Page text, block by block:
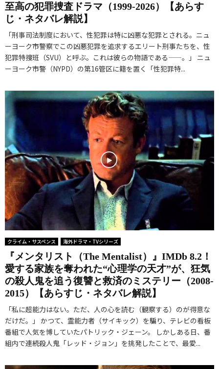
至高の犯罪捜査ドラマ（1999-2026）【あらす
じ・ネタバレ解説】
「刑事司法制度において、性犯罪は特に凶悪な犯罪とされる。ニュ
ーヨーク市警察でこの凶悪犯罪を追求するエリート刑事たちを、性
犯罪特捜班（SVU）と呼ぶ。これは彼らの物語である——。」 ニュ
ーヨーク市警（NYPD）の第16管区に籍を置く「性犯罪特...
クライム・サスペンス 海外ドラマ・TVシリーズ
『メンタリスト（The Mentalist）』IMDb 8.2！
愛する家族を奪われた“心理学の天才”が、狂気
の殺人鬼を追う復讐と救済のミステリー（2008-
2015）【あらすじ・ネタバレ解説】
「私に超能力はない。ただ、人の心を読む（観察する）のが得意な
だけだ。」 かつて、霊能力者（サイキック）を騙り、テレビの看板
番組で人気を博していたパトリック・ジェーン。 しかしある日、番
組内で連続殺人鬼「レッド・ジョン」を挑発したことで、最愛...